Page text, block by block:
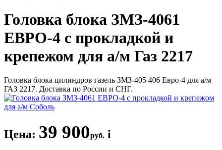
Головка блока ЗМЗ-4061
ЕВРО-4 с прокладкой и
крепежом для а/м Газ 2217
Головка блока цилиндров газель ЗМЗ-405 406 Евро-4 для а/м
ГАЗ 2217. Доставка по России и СНГ.
Цена: 39 900руб. i